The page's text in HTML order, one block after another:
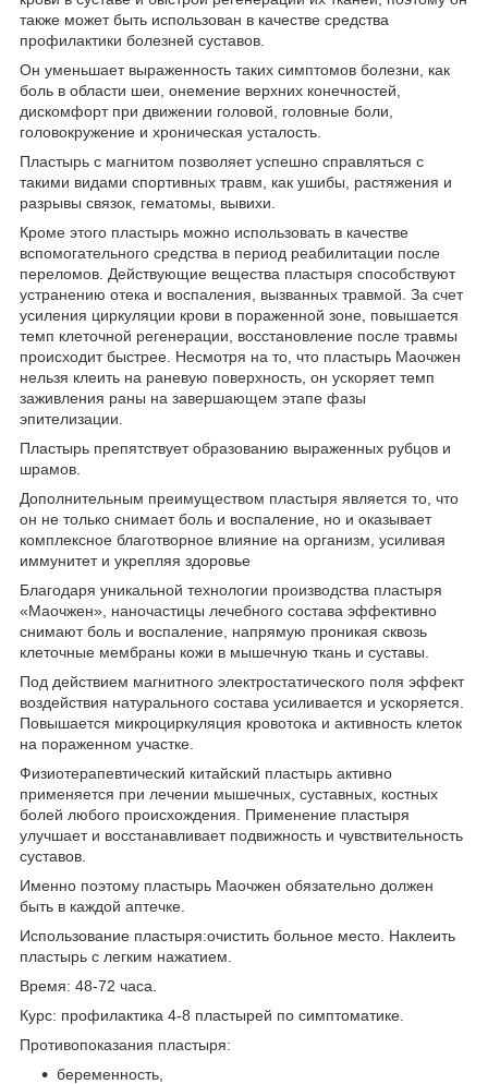
также может быть использован в качестве средства
профилактики болезней суставов.
Он уменьшает выраженность таких симптомов болезни, как
боль в области шеи, онемение верхних конечностей,
дискомфорт при движении головой, головные боли,
головокружение и хроническая усталость.
Пластырь с магнитом позволяет успешно справляться с
такими видами спортивных травм, как ушибы, растяжения и
разрывы связок, гематомы, вывихи.
Кроме этого пластырь можно использовать в качестве
вспомогательного средства в период реабилитации после
переломов. Действующие вещества пластыря способствуют
устранению отека и воспаления, вызванных травмой. За счет
усиления циркуляции крови в пораженной зоне, повышается
темп клеточной регенерации, восстановление после травмы
происходит быстрее. Несмотря на то, что пластырь Маочжен
нельзя клеить на раневую поверхность, он ускоряет темп
заживления раны на завершающем этапе фазы
эпителизации.
Пластырь препятствует образованию выраженных рубцов и
шрамов.
Дополнительным преимуществом пластыря является то, что
он не только снимает боль и воспаление, но и оказывает
комплексное благотворное влияние на организм, усиливая
иммунитет и укрепляя здоровье
Благодаря уникальной технологии производства пластыря
«Маочжен», наночастицы лечебного состава эффективно
снимают боль и воспаление, напрямую проникая сквозь
клеточные мембраны кожи в мышечную ткань и суставы.
Под действием магнитного электростатического поля эффект
воздействия натурального состава усиливается и ускоряется.
Повышается микроциркуляция кровотока и активность клеток
на пораженном участке.
Физиотерапевтический китайский пластырь активно
применяется при лечении мышечных, суставных, костных
болей любого происхождения. Применение пластыря
улучшает и восстанавливает подвижность и чувствительность
суставов.
Именно поэтому пластырь Маочжен обязательно должен
быть в каждой аптечке.
Использование пластыря:очистить больное место. Наклеить
пластырь с легким нажатием.
Время: 48-72 часа.
Курс: профилактика 4-8 пластырей по симптоматике.
Противопоказания пластыря:
беременность,